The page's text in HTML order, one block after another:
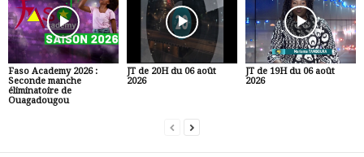
Faso Academy 2026 :
Seconde manche
éliminatoire de
Ouagadougou
JT de 20H du 06 août
2026
JT de 19H du 06 août
2026